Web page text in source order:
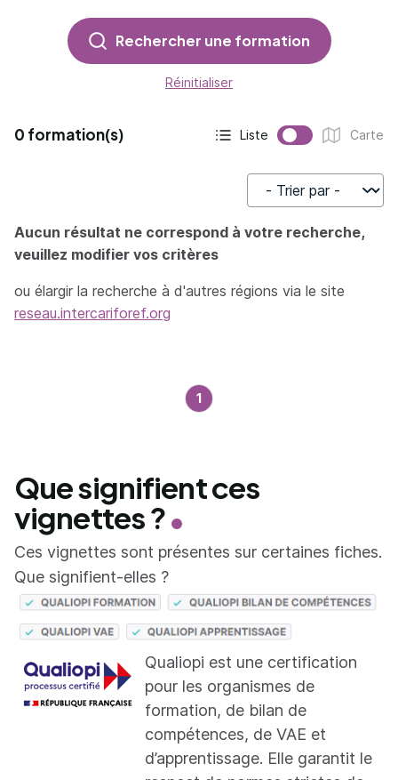
Rechercher une formation
Réinitialiser
0 formation(s)
Affichage actif :
Liste
Affichage :
Carte
Trier par
Aucun résultat ne correspond à votre recherche,
veuillez modifier vos critères
ou élargir la recherche à d'autres régions via le site
reseau.intercariforef.org
1
Que signifient ces
vignettes ?
Ces vignettes sont présentes sur certaines fiches.
Que signifient-elles ?
Qualiopi est une certification
pour les organismes de
formation, de bilan de
compétences, de VAE et
d’apprentissage. Elle garantit le